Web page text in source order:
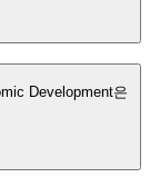
Development은